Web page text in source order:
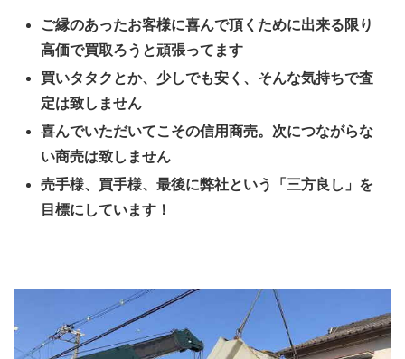
ご縁のあったお客様に喜んで頂くために出来る限り
高価で買取ろうと頑張ってます
買いタタクとか、少しでも安く、そんな気持ちで査
定は致しません
喜んでいただいてこその信用商売。次につながらな
い商売は致しません
売手様、買手様、最後に弊社という「三方良し」を
目標にしています！